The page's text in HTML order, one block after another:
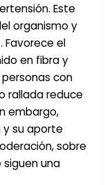
Este
organismo y
Favorece el
en fibra y
con
rallada reduce
embargo,
y su aporte
sobre
una